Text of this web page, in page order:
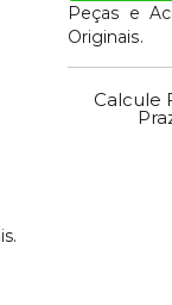
Peças e
Originais.
Calcule